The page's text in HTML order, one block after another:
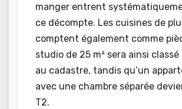
manger entrent
ce décompte. Les cuisines de
comptent également comme
studio de 25 m² sera ainsi classé
au cadastre, tandis qu’un
avec une chambre séparée
T2.